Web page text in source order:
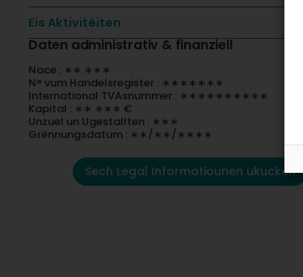
Eis Aktivitéiten
Daten administrativ & finanziell
Nace : ∗∗.∗∗∗
N° vum Handelsregister : ∗∗∗∗∗∗∗
International TVAsnummer : ∗∗∗∗∗∗∗∗∗∗
Kapital : ∗∗ ∗∗∗ €
Unzuel un Ugestallten : ∗∗∗
Grënnungsdatum : ∗∗/∗∗/∗∗∗∗
Sech Legal Informatiounen ukucken